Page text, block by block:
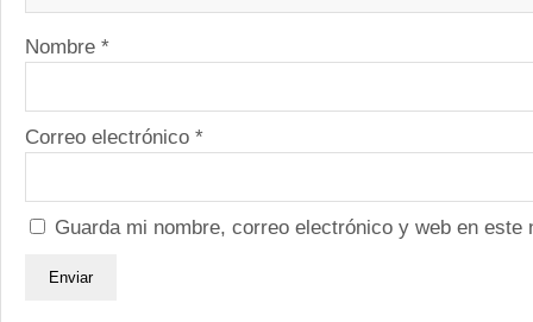
Nombre *
Correo electrónico *
Guarda mi nombre, correo electrónico y web en